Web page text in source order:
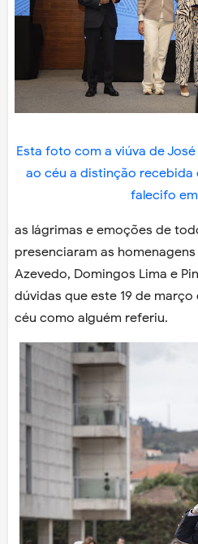
Esta foto com a viúva de
ao céu a distinção recebida
falecifo
as lágrimas e emoções de
presenciaram as
Azevedo, Domingos Lima e
dúvidas que este 19 de
céu como alguém referiu.